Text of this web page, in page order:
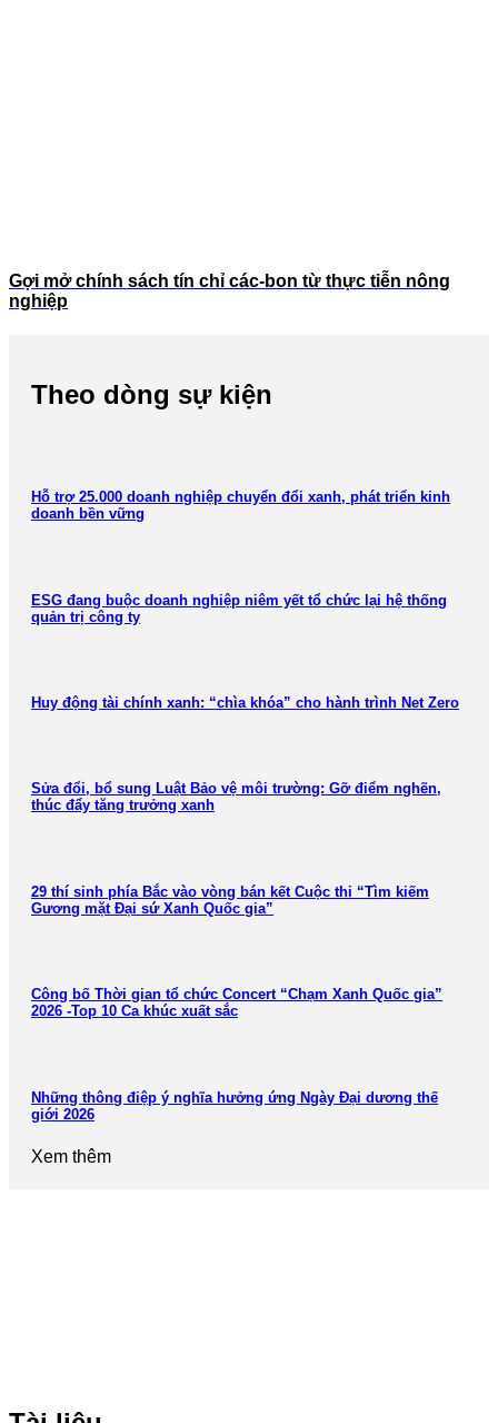
Gợi mở chính sách tín chỉ các-bon từ thực tiễn nông
nghiệp
Theo dòng sự kiện
Hỗ trợ 25.000 doanh nghiệp chuyển đổi xanh, phát triển kinh
doanh bền vững
ESG đang buộc doanh nghiệp niêm yết tổ chức lại hệ thống
quản trị công ty
Huy động tài chính xanh: “chìa khóa” cho hành trình Net Zero
Sửa đổi, bổ sung Luật Bảo vệ môi trường: Gỡ điểm nghẽn,
thúc đẩy tăng trưởng xanh
29 thí sinh phía Bắc vào vòng bán kết Cuộc thi “Tìm kiếm
Gương mặt Đại sứ Xanh Quốc gia”
Công bố Thời gian tổ chức Concert “Chạm Xanh Quốc gia”
2026 -Top 10 Ca khúc xuất sắc
Những thông điệp ý nghĩa hưởng ứng Ngày Đại dương thế
giới 2026
Xem thêm